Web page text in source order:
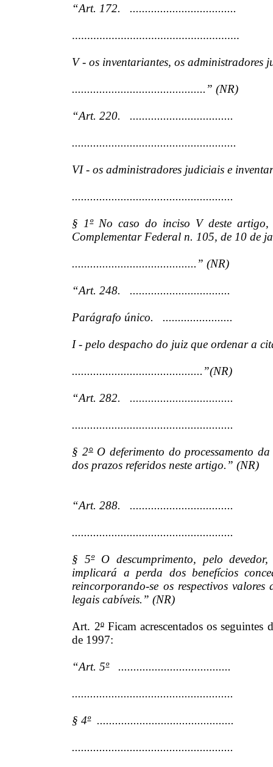
“Art. 172. ...................................
.......................................................
V - os inventariantes, os administradores
............................................” (NR)
“Art. 220. ..................................
......................................................
VI - os administradores judiciais e
.....................................................
§ 1ºNo caso do inciso V deste artigo,
Complementar Federal n. 105, de 10 de
.........................................” (NR)
“Art. 248. .................................
Parágrafo único. .......................
I - pelo despacho do juiz que ordenar a
...........................................”(NR)
“Art. 282. ..................................
.....................................................
§ 2°O deferimento do processamento
dos prazos referidos neste artigo.” (NR)
“Art. 288. ..................................
.....................................................
§ 5ºO descumprimento, pelo
implicará a perda dos benefícios
reincorporando-se os respectivos
legais cabíveis.” (NR)
Art. 2ºFicam acrescentados os
de 1997:
“Art. 5º.....................................
.....................................................
§ 4º.............................................
.....................................................